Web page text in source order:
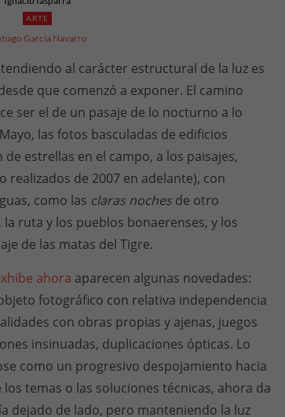
ARTE
García Navarro
al carácter estructural de la luz es
que comenzó a exponer. El camino
ser el de un pasaje de lo nocturno a lo
las fotos basculadas de edificios
estrellas en el campo, a los paisajes,
de 2007 en adelante), con
como las claras noches de otro
ruta y los pueblos bonaerenses, y los
de las matas del Tigre.
ahora aparecen algunas novedades:
fotográfico con relativa independencia
con obras propias y ajenas, juegos
insinuadas, duplicaciones ópticas. Lo
como un progresivo despojamiento hacia
temas o las soluciones técnicas, ahora da
dejado de lado, pero manteniendo la luz